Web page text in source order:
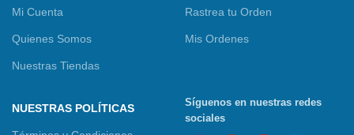
Mi Cuenta
Quienes Somos
Nuestras Tiendas
Rastrea tu Orden
Mis Ordenes
NUESTRAS POLÍTICAS
Síguenos en nuestras redes
sociales